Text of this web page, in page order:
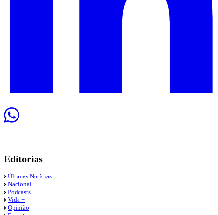
Editorias
Últimas Notícias
Nacional
Podcasts
Vida +
Opinião